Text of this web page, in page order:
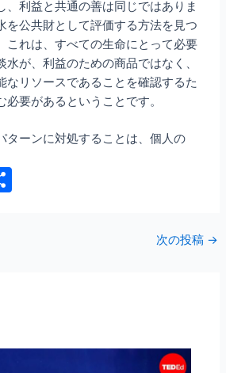
、利益と共通の善は同じではありま
を公共財として評価する方法を見つ
これは、すべての生命にとって必要
が、利益のための商品ではなく、
なリソースであることを確認するた
要があるということです。
ターンに対処することは、個人の
次の投稿 →